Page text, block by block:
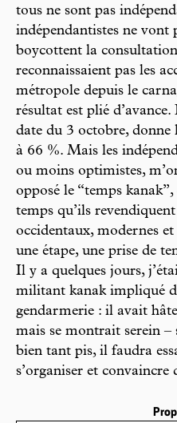
tous ne sont pas
indépendantistes ne vont
boycottent la
reconnaissaient pas les
métropole depuis le
résultat est plié
date du 3 octobre, donne
à 66 %. Mais les
ou moins optimistes,
opposé le “temps
temps qu’ils
occidentaux, modernes
une étape, une prise de
Il y a quelques jours,
militant kanak impliqué
gendarmerie : il avait
mais se montrait serein –
bien tant pis, il faudra
s’organiser et convaincre